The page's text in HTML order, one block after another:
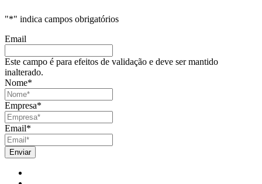
"*" indica campos obrigatórios
Email
Este campo é para efeitos de validação e deve ser mantido
inalterado.
Nome*
Empresa*
Email*